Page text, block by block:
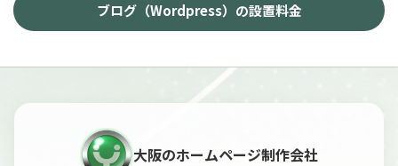
ブログ（Wordpress）の設置料金
大阪のホームページ制作会社